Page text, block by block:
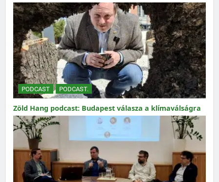
PODCAST PODCAST.
Zöld Hang podcast: Budapest válasza a klímaválságra